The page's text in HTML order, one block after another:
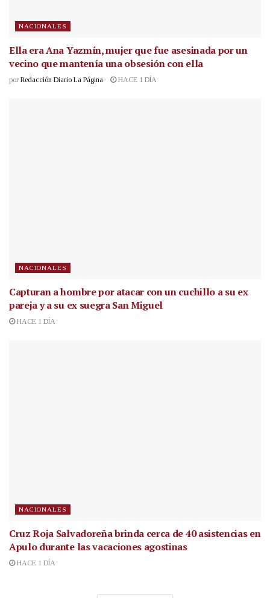
NACIONALES
Ella era Ana Yazmín, mujer que fue asesinada por un
vecino que mantenía una obsesión con ella
por Redacción Diario La Página HACE 1 DÍA
NACIONALES
Capturan a hombre por atacar con un cuchillo a su ex
pareja y a su ex suegra San Miguel
HACE 1 DÍA
NACIONALES
Cruz Roja Salvadoreña brinda cerca de 40 asistencias en
Apulo durante las vacaciones agostinas
HACE 1 DÍA